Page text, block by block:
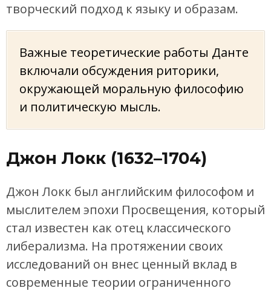
творческий подход к языку и образам.
Важные теоретические работы Данте
включали обсуждения риторики,
окружающей моральную философию
и политическую мысль.
Джон Локк (1632–1704)
Джон Локк был английским философом и
мыслителем эпохи Просвещения, который
стал известен как отец классического
либерализма. На протяжении своих
исследований он внес ценный вклад в
современные теории ограниченного